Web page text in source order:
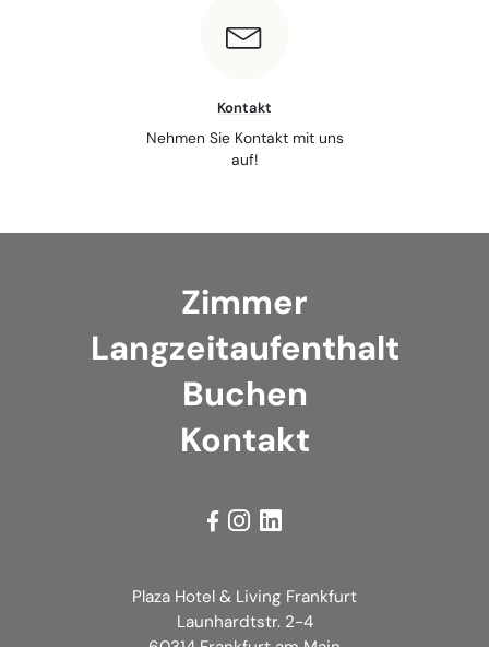
Kontakt
Nehmen Sie Kontakt mit uns
auf!
Zimmer
Langzeitaufenthalt
Buchen
Kontakt
  
Plaza Hotel & Living Frankfurt
Launhardtstr. 2-4